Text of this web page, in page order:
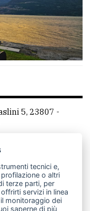
5, 23807 -
RSS
tecnici e,
o altri
terze parti, per
servizi in linea
monitoraggio dei
saperne di più